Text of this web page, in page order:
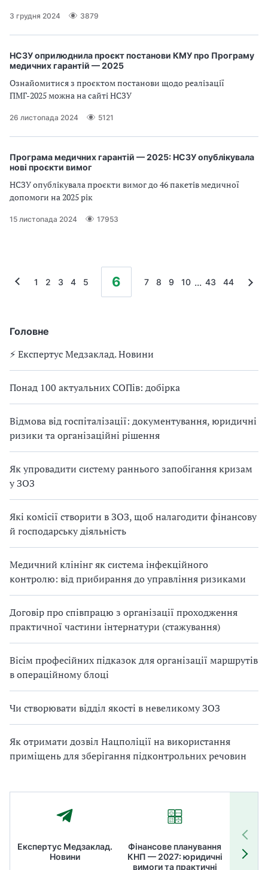
Головне
⚡️ Експертус Медзаклад. Новини
Понад 100 актуальних СОПів: добірка
Відмова від госпіталізації: документування, юридичні
ризики та організаційні рішення
Як упровадити систему раннього запобігання кризам
у ЗОЗ
Які комісії створити в ЗОЗ, щоб налагодити фінансову
й господарську діяльність
Медичний клінінг як система інфекційного
контролю: від прибирання до управління ризиками
Договір про співпрацю з організації проходження
практичної частини інтернатури (стажування)
Вісім професійних підказок для організації маршрутів
в операційному блоці
Чи створювати відділ якості в невеликому ЗОЗ
Як отримати дозвіл Нацполіції на використання
приміщень для зберігання підконтрольних речовин
Експертус Медзаклад.
Новини
Фінансове планування
КНП — 2027: юридичні
вимоги та практичні
3 грудня 2024 3879
НСЗУ оприлюднила проєкт постанови КМУ про Програму
медичних гарантій — 2025
Ознайомитися з проєктом постанови щодо реалізації
ПМГ-2025 можна на сайті НСЗУ
26 листопада 2024 5121
Програма медичних гарантій — 2025: НСЗУ опублікувала
нові проєкти вимог
НСЗУ опублікувала проєкти вимог до 46 пакетів медичної
допомоги на 2025 рік
15 листопада 2024 17953
1 2 3 4 5 6 7 8 9 10 ... 43 44